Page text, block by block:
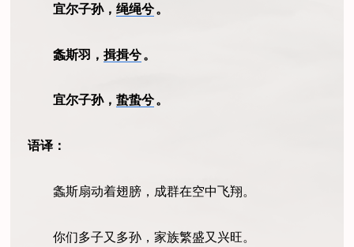
宜尔子孙， 绳绳兮 。
螽斯羽， 揖揖兮 。
宜尔子孙， 蛰蛰兮 。
语译：
螽斯扇动着翅膀，成群在空中飞翔。
你们多子又多孙，家族繁盛又兴旺。